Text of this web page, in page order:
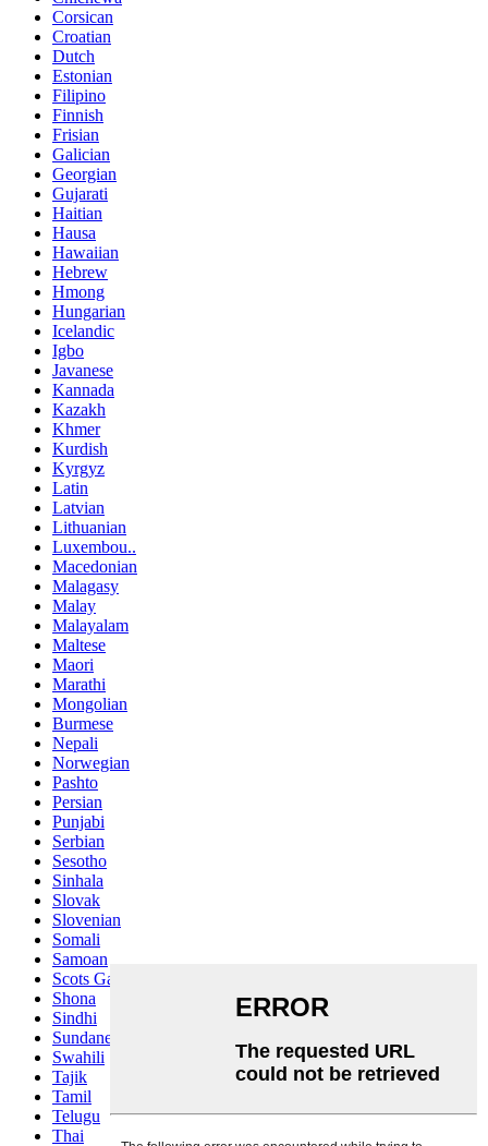
Corsican
Croatian
Dutch
Estonian
Filipino
Finnish
Frisian
Galician
Georgian
Gujarati
Haitian
Hausa
Hawaiian
Hebrew
Hmong
Hungarian
Icelandic
Igbo
Javanese
Kannada
Kazakh
Khmer
Kurdish
Kyrgyz
Latin
Latvian
Lithuanian
Luxembou..
Macedonian
Malagasy
Malay
Malayalam
Maltese
Maori
Marathi
Mongolian
Burmese
Nepali
Norwegian
Pashto
Persian
Punjabi
Serbian
Sesotho
Sinhala
Slovak
Slovenian
Somali
Samoan
Scots Gaelic
Shona
Sindhi
Sundanese
Swahili
Tajik
Tamil
Telugu
Thai